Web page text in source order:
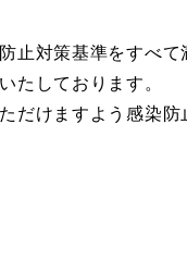
止対策基準をすべ
たしております。
だけますよう感染防